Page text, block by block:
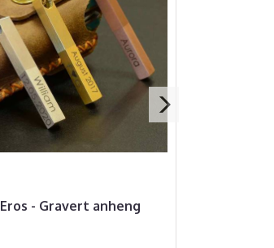
Eros - Gravert anheng